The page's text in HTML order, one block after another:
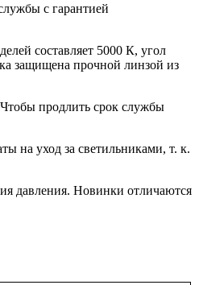
с гарантией
составляет 5000 К, угол
защищена прочной линзой из
продлить срок службы
на уход за светильниками, т. к.
давления. Новинки отличаются